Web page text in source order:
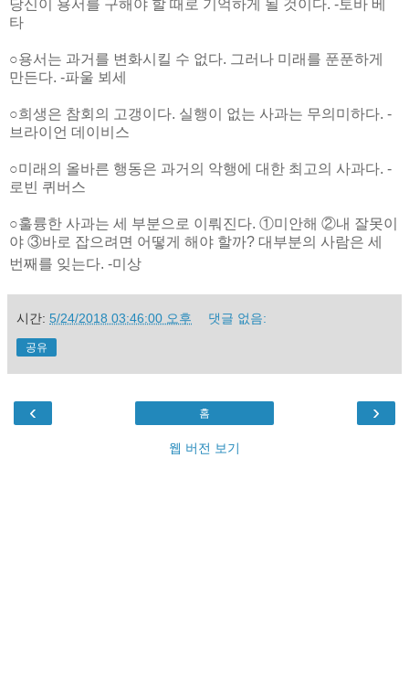
당신이 용서를 구해야 할 때로 기억하게 될 것이다. -토바 베
타
○용서는 과거를 변화시킬 수 없다. 그러나 미래를 푼푼하게
만든다. -파울 뵈세
○희생은 참회의 고갱이다. 실행이 없는 사과는 무의미하다. -
브라이언 데이비스
○미래의 올바른 행동은 과거의 악행에 대한 최고의 사과다. -
로빈 퀴버스
○훌륭한 사과는 세 부분으로 이뤄진다. ①미안해 ②내 잘못이
야 ③바로 잡으려면 어떻게 해야 할까? 대부분의 사람은 세
번째를 잊는다. -미상
시간: 5/24/2018 03:46:00 오후 댓글 없음:
공유
‹ ›
홈
웹 버전 보기